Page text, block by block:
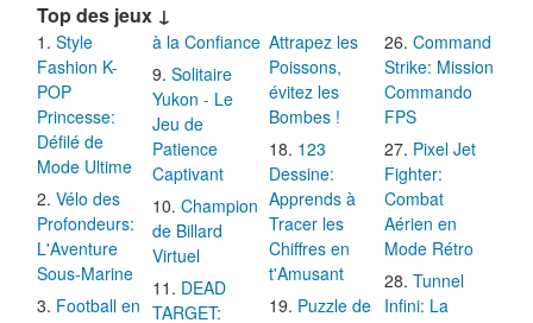
Top des jeux ↓
Style
Fashion K-
POP
Princesse:
Défilé de
Mode Ultime
Vélo des
Profondeurs:
L'Aventure
Sous-Marine
Football en
à la Confiance
Solitaire
Yukon - Le
Jeu de
Patience
Captivant
Champion
de Billard
Virtuel
DEAD
TARGET:
Attrapez les
Poissons,
évitez les
Bombes !
123
Dessine:
Apprends à
Tracer les
Chiffres en
t'Amusant
Puzzle de
Command
Strike: Mission
Commando
FPS
Pixel Jet
Fighter:
Combat
Aérien en
Mode Rétro
Tunnel
Infini: La